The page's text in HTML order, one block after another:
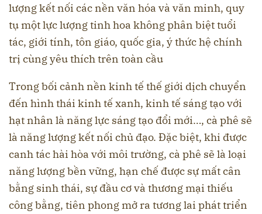
lượng kết nối các nền văn hóa và văn minh, quy
tụ một lực lượng tinh hoa không phân biệt tuổi
tác, giới tính, tôn giáo, quốc gia, ý thức hệ chính
trị cùng yêu thích trên toàn cầu
Trong bối cảnh nền kinh tế thế giới dịch chuyển
đến hình thái kinh tế xanh, kinh tế sáng tạo với
hạt nhân là năng lực sáng tạo đổi mới…, cà phê sẽ
là năng lượng kết nối chủ đạo. Đặc biệt, khi được
canh tác hài hòa với môi trường, cà phê sẽ là loại
năng lượng bền vững, hạn chế được sự mất cân
bằng sinh thái, sự đầu cơ và thương mại thiếu
công bằng, tiên phong mở ra tương lai phát triển